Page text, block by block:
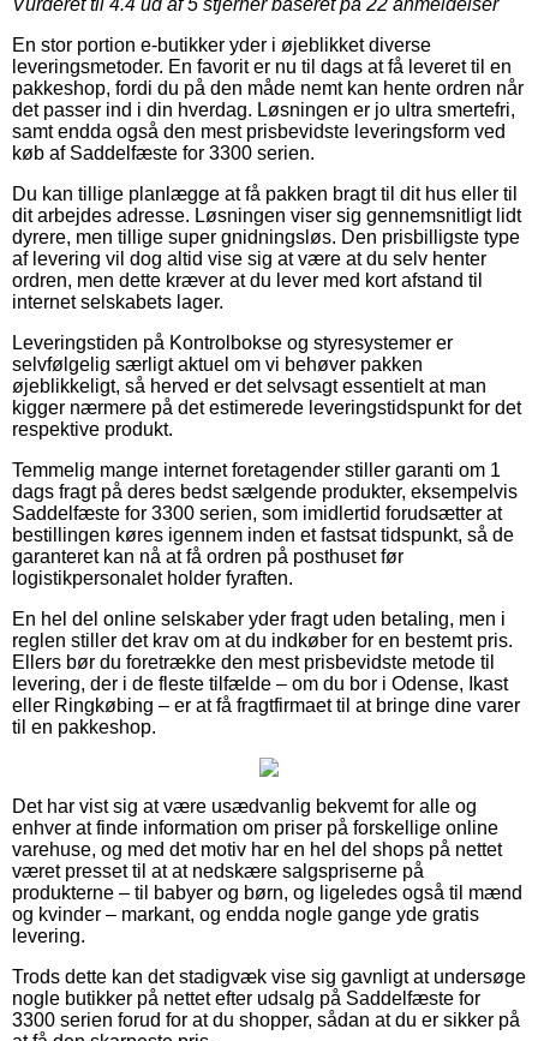
En stor portion e-butikker yder i øjeblikket diverse
leveringsmetoder. En favorit er nu til dags at få leveret til en
pakkeshop, fordi du på den måde nemt kan hente ordren når
det passer ind i din hverdag. Løsningen er jo ultra smertefri,
samt endda også den mest prisbevidste leveringsform ved
køb af Saddelfæste for 3300 serien.
Du kan tillige planlægge at få pakken bragt til dit hus eller til
dit arbejdes adresse. Løsningen viser sig gennemsnitligt lidt
dyrere, men tillige super gnidningsløs. Den prisbilligste type
af levering vil dog altid vise sig at være at du selv henter
ordren, men dette kræver at du lever med kort afstand til
internet selskabets lager.
Leveringstiden på Kontrolbokse og styresystemer er
selvfølgelig særligt aktuel om vi behøver pakken
øjeblikkeligt, så herved er det selvsagt essentielt at man
kigger nærmere på det estimerede leveringstidspunkt for det
respektive produkt.
Temmelig mange internet foretagender stiller garanti om 1
dags fragt på deres bedst sælgende produkter, eksempelvis
Saddelfæste for 3300 serien, som imidlertid forudsætter at
bestillingen køres igennem inden et fastsat tidspunkt, så de
garanteret kan nå at få ordren på posthuset før
logistikpersonalet holder fyraften.
En hel del online selskaber yder fragt uden betaling, men i
reglen stiller det krav om at du indkøber for en bestemt pris.
Ellers bør du foretrække den mest prisbevidste metode til
levering, der i de fleste tilfælde – om du bor i Odense, Ikast
eller Ringkøbing – er at få fragtfirmaet til at bringe dine varer
til en pakkeshop.
Det har vist sig at være usædvanlig bekvemt for alle og
enhver at finde information om priser på forskellige online
varehuse, og med det motiv har en hel del shops på nettet
været presset til at at nedskære salgspriserne på
produkterne – til babyer og børn, og ligeledes også til mænd
og kvinder – markant, og endda nogle gange yde gratis
levering.
Trods dette kan det stadigvæk vise sig gavnligt at undersøge
nogle butikker på nettet efter udsalg på Saddelfæste for
3300 serien forud for at du shopper, sådan at du er sikker på